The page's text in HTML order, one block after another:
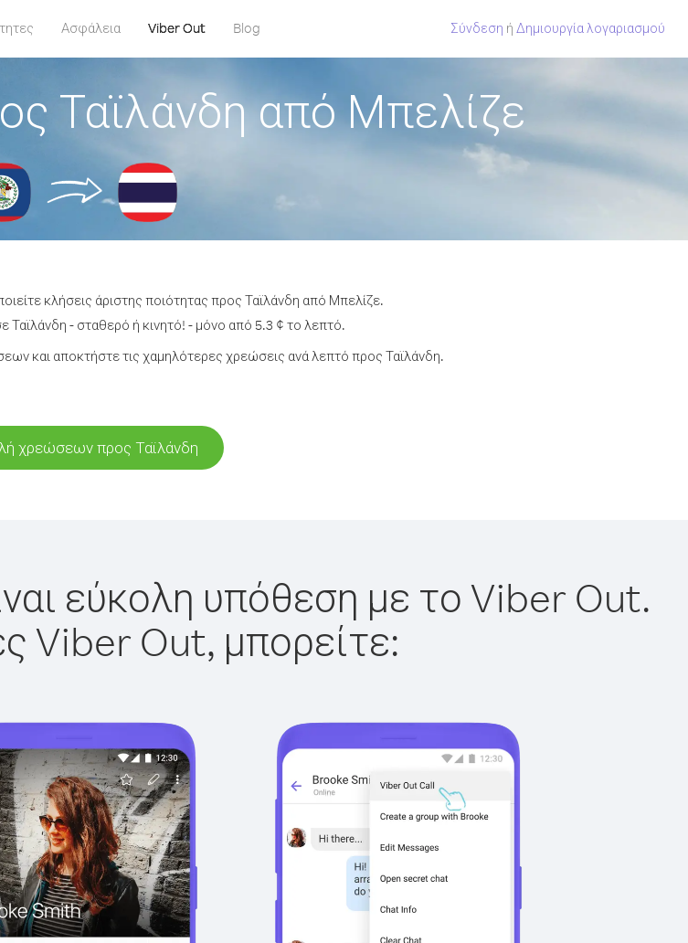
Ασφάλεια Viber Out Blog Σύνδεση ή Δημιουργία λογαριασμού
Ταϊλάνδη από Μπελίζε
κλήσεις άριστης ποιότητας προς Ταϊλάνδη από Μπελίζε.
Ταϊλάνδη - σταθερό ή κινητό! - μόνο από 5.3 ¢ το λεπτό.
και αποκτήστε τις χαμηλότερες χρεώσεις ανά λεπτό προς Ταϊλάνδη.
χρεώσεων προς Ταϊλάνδη
εύκολη υπόθεση με το Viber Out.
Viber Out, μπορείτε: